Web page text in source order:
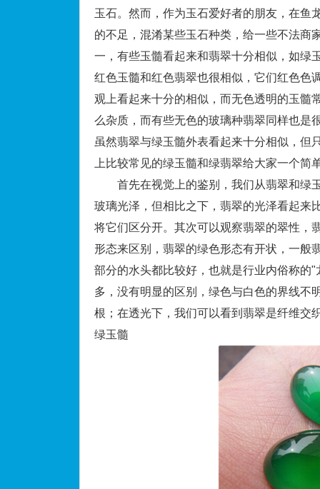
玉石。然而，作为玉石爱好者的朋友，在鱼
的不足，混淆某些玉石种类，给一些不法商
一，有些玉髓看起来和翡翠十分相似，如绿
红色玉髓和红色翡翠也很相似，它们红色色
观上看起来十分的相似，而无色透明的玉髓
么杂质，而有些无色的玻璃种翡翠同样也是
虽然翡翠与绿玉髓外表看起来十分相似，但
上比较常见的绿玉髓和绿翡翠给大家一个
首先在视觉上的鉴别，我们从翡翠和绿玉
玻璃光泽，但相比之下，翡翠的光泽看起来
将它们区分开。其次可以观察翡翠的翠性，
形态来区别，翡翠的绿色形态有开状，一般
部分的水头都比较好，也就是行业内俗称的
多，没有明显的区别，绿色与白色的界线不
根；在透光下，我们可以看到翡翠是纤维交
绿玉髓